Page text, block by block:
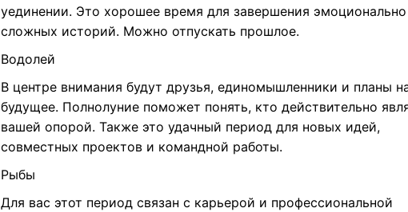
уединении. Это хорошее время для завершения эмоционально
сложных историй. Можно отпускать прошлое.
Водолей
В центре внимания будут друзья, единомышленники и планы
будущее. Полнолуние поможет понять, кто действительно
вашей опорой. Также это удачный период для новых идей,
совместных проектов и командной работы.
Рыбы
Для вас этот период связан с карьерой и профессиональной